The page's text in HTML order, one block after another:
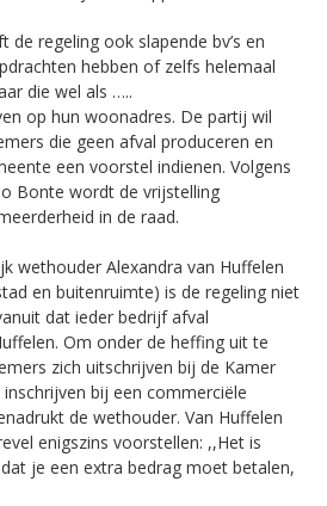
de regeling ook slapende bv’s en
hebben of zelfs helemaal
die wel als …..
op hun woonadres. De partij wil
die geen afval produceren en
een voorstel indienen. Volgens
Bonte wordt de vrijstelling
in de raad.
wethouder Alexandra van Huffelen
en buitenruimte) is de regeling niet
dat ieder bedrijf afval
Om onder de heffing uit te
zich uitschrijven bij de Kamer
bij een commerciële
de wethouder. Van Huffelen
enigszins voorstellen: ,,Het is
je een extra bedrag moet betalen,